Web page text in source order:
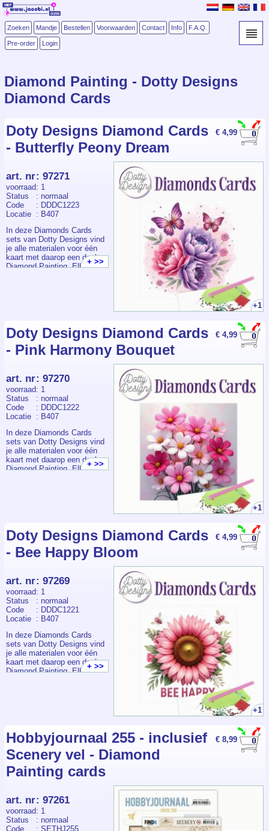
Zoeken Mandje Bestellen Voorwaarden Contact Info F.A.Q.
Pre-order Login
Diamond Painting - Dotty Designs
Diamond Cards
€ 4,99
Doty Designs Diamond Cards
- Butterfly Peony Dream
+1
art. nr: 97271
voorraad: 1
Status
: normaal
Code
: DDDC1223
Locatie : B407
In deze Diamonds Cards
sets van Dotty Designs vind
je alle materialen voor één
kaart met daarop een deel
Diamond Painting. Elk
+ >>
€ 4,99
Doty Designs Diamond Cards
- Pink Harmony Bouquet
+1
art. nr: 97270
voorraad: 1
Status
: normaal
Code
: DDDC1222
Locatie : B407
In deze Diamonds Cards
sets van Dotty Designs vind
je alle materialen voor één
kaart met daarop een deel
Diamond Painting. Elk
+ >>
€ 4,99
Doty Designs Diamond Cards
- Bee Happy Bloom
+1
art. nr: 97269
voorraad: 1
Status
: normaal
Code
: DDDC1221
Locatie : B407
In deze Diamonds Cards
sets van Dotty Designs vind
je alle materialen voor één
kaart met daarop een deel
Diamond Painting. Elk
+ >>
€ 8,99
Hobbyjournaal 255 - inclusief
Scenery vel - Diamond
Painting cards
art. nr: 97261
voorraad: 1
Status
: normaal
Code
: SETHJ255